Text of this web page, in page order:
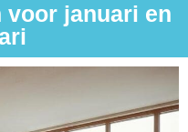
voor januari en